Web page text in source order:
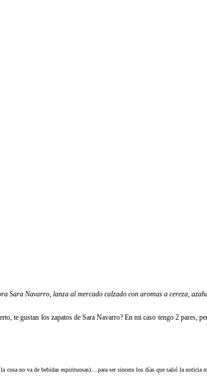
Sara Navarro, lanza al mercado calzado con aromas a cereza,
te gustan los zapatos de Sara Navarro? En mi caso tengo 2 pares,
cosa no va de bebidas espirituosas)....para ser sincera los días que salió la noticia